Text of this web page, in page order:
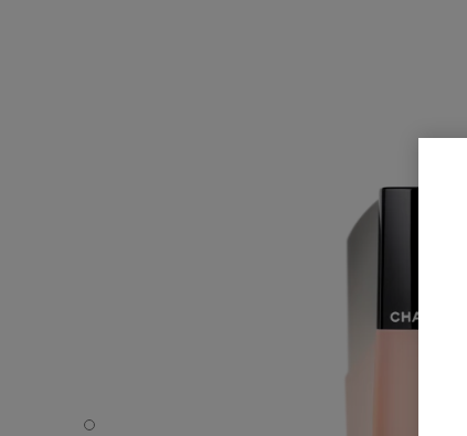
L'HUILE CAMÉLIA - Immagine predefinita